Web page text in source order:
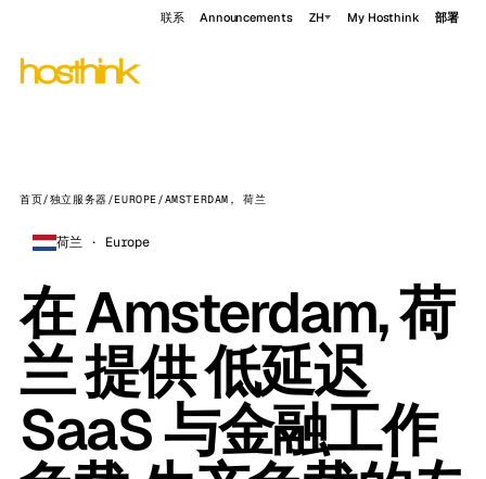
联系 Announcements ZH My Hosthink 部署
首页/独立服务器/EUROPE/AMSTERDAM, 荷兰
荷兰 · Europe
在 Amsterdam, 荷
兰 提供 低延迟
SaaS 与金融工作